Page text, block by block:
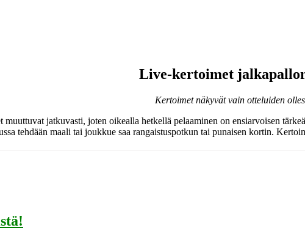
Live-kertoimet
Kertoimet näkyvät vain otteluiden
jatkuvasti, joten oikealla hetkellä pelaaminen on ensiarvoisen
tehdään maali tai joukkue saa rangaistuspotkun tai punaisen kortin.